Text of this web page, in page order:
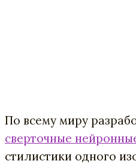
По всему миру
сверточные
стилистики одного